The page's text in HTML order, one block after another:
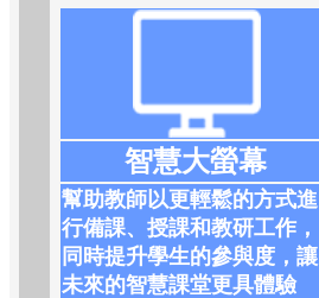
智慧大螢幕
幫助教師以更輕鬆的方式進
行備課、授課和教研工作，
同時提升學生的參與度，讓
未來的智慧課堂更具體驗